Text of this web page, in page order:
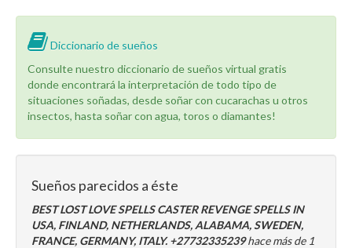
Diccionario de sueños
Consulte nuestro diccionario de sueños virtual gratis
donde encontrará la interpretación de todo tipo de
situaciones soñadas, desde soñar con cucarachas u otros
insectos, hasta soñar con agua, toros o diamantes!
Sueños parecidos a éste
BEST LOST LOVE SPELLS CASTER REVENGE SPELLS IN
USA, FINLAND, NETHERLANDS, ALABAMA, SWEDEN,
FRANCE, GERMANY, ITALY. +27732335239hace más de 1